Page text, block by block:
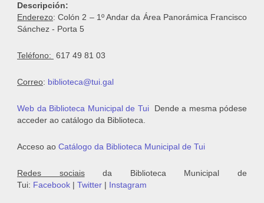
Descripción:
Enderezo: Colón 2 – 1º Andar da Área Panorámica Francisco
Sánchez - Porta 5
Teléfono: 617 49 81 03
Correo: biblioteca@tui.gal
Web da Biblioteca Municipal de Tui
Dende a mesma pódese
acceder ao catálogo da Biblioteca.
Acceso ao Catálogo da Biblioteca Municipal de Tui
Redes sociaisda Biblioteca Municipal de
Tui: Facebook | Twitter | Instagram